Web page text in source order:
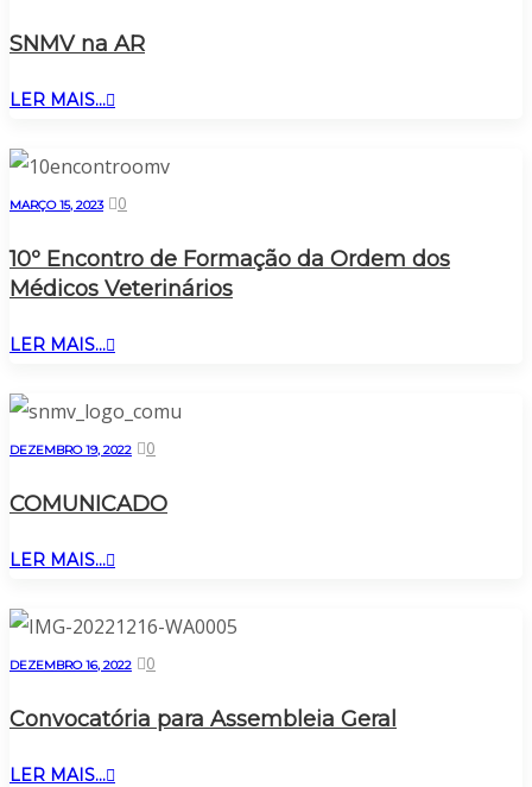
SNMV na AR
LER MAIS...
MARÇO 15, 2023 0
10º Encontro de Formação da Ordem dos
Médicos Veterinários
LER MAIS...
DEZEMBRO 19, 2022 0
COMUNICADO
LER MAIS...
DEZEMBRO 16, 2022 0
Convocatória para Assembleia Geral
LER MAIS...